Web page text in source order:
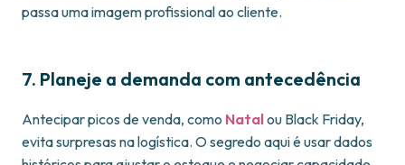
passa uma imagem profissional ao cliente.
7. Planeje a demanda com antecedência
Antecipar picos de venda, como Natalou Black Friday,
evita surpresas na logística. O segredo aqui é usar dados